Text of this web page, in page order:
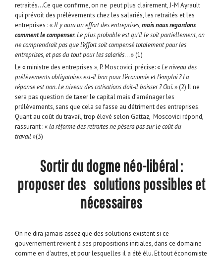
retraités…Ce que confirme, on ne peut plus clairement, J-M Ayrault
qui prévoit des prélèvements chez les salariés, les retraités et les
entreprises : « Il y aura un effort des entreprises,maisnousregardons
commentlecompenser. Le plus probable est qu’il le soit partiellement, on
ne comprendrait pas que l’effort soit compensé totalement pour les
entreprises, et pas du tout pour les salariés… » (1)
Le « ministre des entreprises », P. Moscovici, précise: «Le niveau des
prélèvements obligatoires est-il bon pour l’économie et l’emploi ? La
réponse est non. Le niveau des cotisations doit-il baisser ? Oui.» (2) Il ne
sera pas question de taxer le capital mais d’aménager les
prélèvements, sans que cela se fasse au détriment des entreprises.
Quant au coût du travail, trop élevé selon Gattaz, Moscovici répond,
rassurant : «la réforme des retraites ne pèsera pas sur le coût du
travail»(3)
Sortir du dogme néo-libéral :
proposer des solutions possibles et
nécessaires
On ne dira jamais assez que des solutions existent si ce
gouvernement revient à ses propositions initiales, dans ce domaine
comme en d’autres, et pour lesquelles il a été élu. Et tout économiste